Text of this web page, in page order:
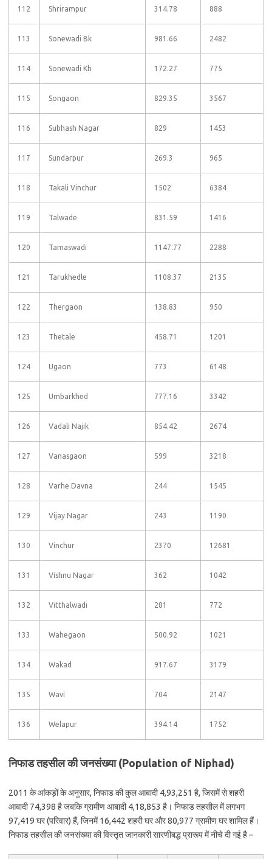
112 Shrirampur 314.78 888
113 Sonewadi Bk 981.66 2482
114 Sonewadi Kh 172.27 775
115 Songaon 829.35 3567
116 Subhash Nagar 829 1453
117 Sundarpur 269.3 965
118 Takali Vinchur 1502 6384
119 Talwade 831.59 1416
120 Tamaswadi 1147.77 2288
121 Tarukhedle 1108.37 2135
122 Thergaon 138.83 950
123 Thetale 458.71 1201
124 Ugaon 773 6148
125 Umbarkhed 777.16 3342
126 Vadali Najik 854.42 2674
127 Vanasgaon 599 3218
128 Varhe Davna 244 1545
129 Vijay Nagar 243 1190
130 Vinchur 2370 12681
131 Vishnu Nagar 362 1042
132 Vitthalwadi 281 772
133 Wahegaon 500.92 1021
134 Wakad 917.67 3179
135 Wavi 704 2147
136 Welapur 394.14 1752
निफाड तहसील की जनसंख्या (Population of Niphad)
2011 के आंकड़ों के अनुसार, निफाड की कुल आबादी 4,93,251 है, जिसमें से शहरी
आबादी 74,398 है जबकि ग्रामीण आबादी 4,18,853 है। निफाड तहसील में लगभग
97,419 घर (परिवार) हैं, जिनमें 16,442 शहरी घर और 80,977 ग्रामीण घर शामिल हैं।
निफाड तहसील की जनसंख्या की विस्तृत जानकारी सारणीबद्ध प्रारूप में नीचे दी गई है –